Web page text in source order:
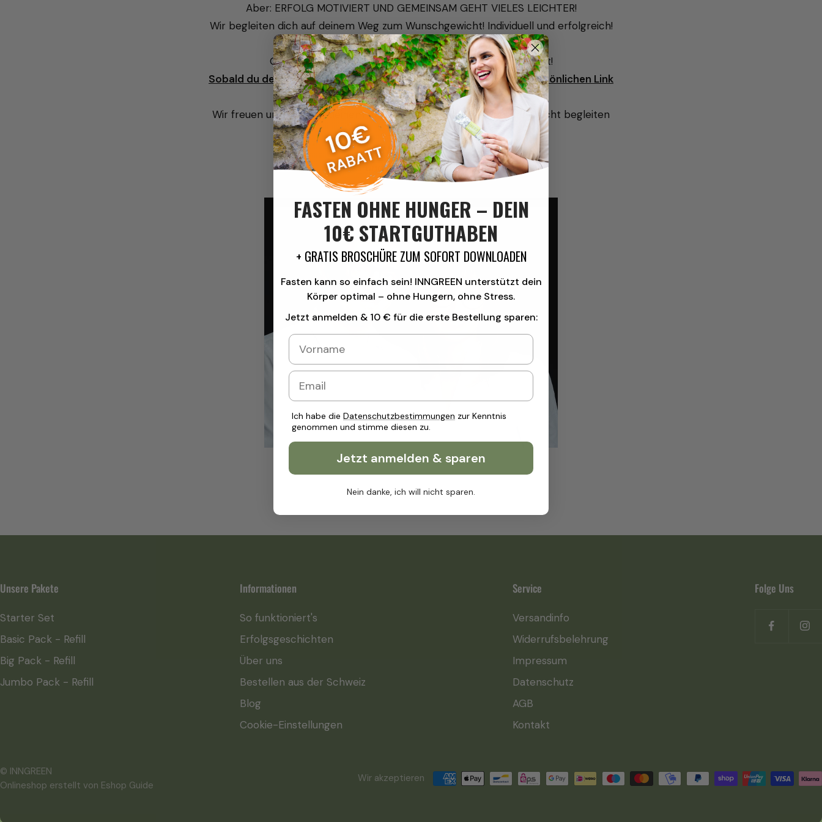
Aber: ERFOLG MOTIVIERT UND GEMEINSAM GEHT VIELES LEICHTER!
Wir begleiten dich auf deinem Weg zum Wunschgewicht! Individuell und erfolgreich!
Wir betreuen dich persönlich per Email.
Gib uns Bescheid, wann du mit der INNGREEN Kur startest!
Sobald du deine Bestellung versendet wurde, erhälst du deinen persönlichen Link
zu Anmeldung.
Wir freuen uns, dich auf deinem erfolgreichen Weg zum Wunschgewicht begleiten
zu dürfen!
NINA & ROBERT
Gründer von INNGREEN
Unsere Pakete
Starter Set
Basic Pack - Refill
Big Pack - Refill
Jumbo Pack - Refill
Informationen
So funktioniert's
Erfolgsgeschichten
Über uns
Bestellen aus der Schweiz
Blog
Cookie-Einstellungen
Service
Versandinfo
Widerrufsbelehrung
Impressum
Datenschutz
AGB
Kontakt
Folge Uns
© INNGREEN
Onlineshop erstellt von Eshop Guide
Wir akzeptieren
FASTEN OHNE HUNGER – DEIN
10€ STARTGUTHABEN
+ GRATIS BROSCHÜRE ZUM SOFORT DOWNLOADEN
Fasten kann so einfach sein! INNGREEN unterstützt dein
Körper optimal – ohne Hungern, ohne Stress.
Jetzt anmelden & 10 € für die erste Bestellung sparen:
Ich habe die Datenschutzbestimmungen zur Kenntnis
genommen und stimme diesen zu.
Jetzt anmelden & sparen
Nein danke, ich will nicht sparen.